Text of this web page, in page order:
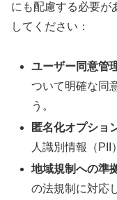
にも配慮する必要が
してください：
ユーザー同意管
ついて明確な同
う。
匿名化オプショ
人識別情報（PII
地域規制への準
の法規制に対応